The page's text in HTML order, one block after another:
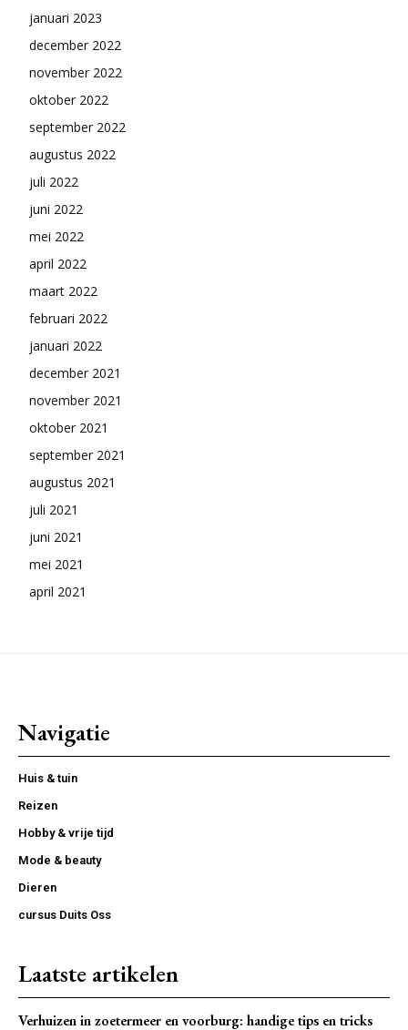
januari 2023
december 2022
november 2022
oktober 2022
september 2022
augustus 2022
juli 2022
juni 2022
mei 2022
april 2022
maart 2022
februari 2022
januari 2022
december 2021
november 2021
oktober 2021
september 2021
augustus 2021
juli 2021
juni 2021
mei 2021
april 2021
Navigatie
Huis & tuin
Reizen
Hobby & vrije tijd
Mode & beauty
Dieren
cursus Duits Oss
Laatste artikelen
Verhuizen in zoetermeer en voorburg: handige tips en tricks